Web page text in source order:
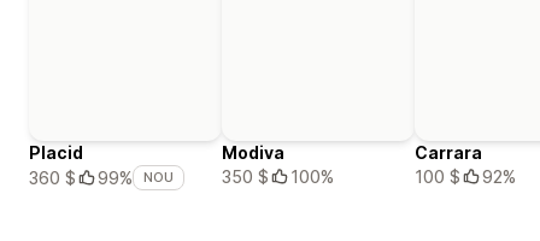
Placid
360 $
99% NOU
Modiva
350 $
100%
Carrara
100 $
92%